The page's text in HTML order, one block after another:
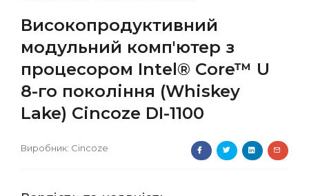
Високопродуктивний
модульний комп'ютер з
процесором Intel® Core™ U
8-го покоління (Whiskey
Lake) Cincoze DI-1100
Виробник: Cincoze